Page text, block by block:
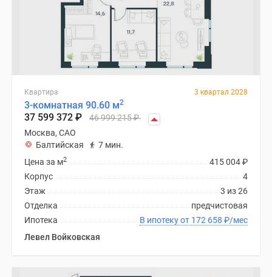
Квартира 3 квартал 2028
3-комнатная 90.60 м2
37 599 372 ₽ 46 999 215₽
Москва, САО
Балтийская
7 мин.
415 004₽
Цена за м2
4
Корпус
3 из 26
Этаж
предчистовая
Отделка
В ипотеку от 172 658 ₽/мес
Ипотека
Левел Войковская